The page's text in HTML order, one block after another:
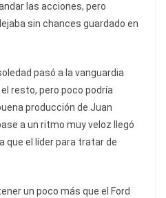
las acciones, pero
sin chances guardado en
pasó a la vanguardia
resto, pero poco podría
producción de Juan
a un ritmo muy veloz llegó
que el líder para tratar de
un poco más que el Ford